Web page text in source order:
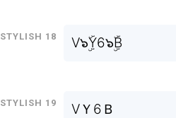
Stylish 18 V๖ۣۜY6๖ۣۜB
Stylish 19 VＹ6Ｂ